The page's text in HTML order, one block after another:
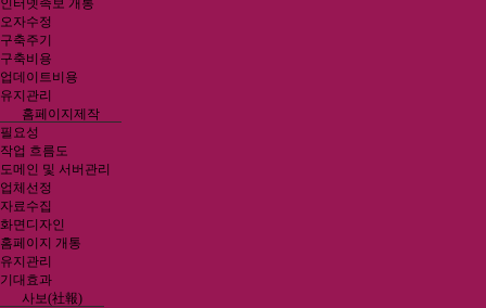
인터넷족보 개통
오자수정
구축주기
구축비용
업데이트비용
유지관리
홈페이지제작
필요성
작업 흐름도
도메인 및 서버관리
업체선정
자료수집
화면디자인
홈페이지 개통
유지관리
기대효과
사보(社報)